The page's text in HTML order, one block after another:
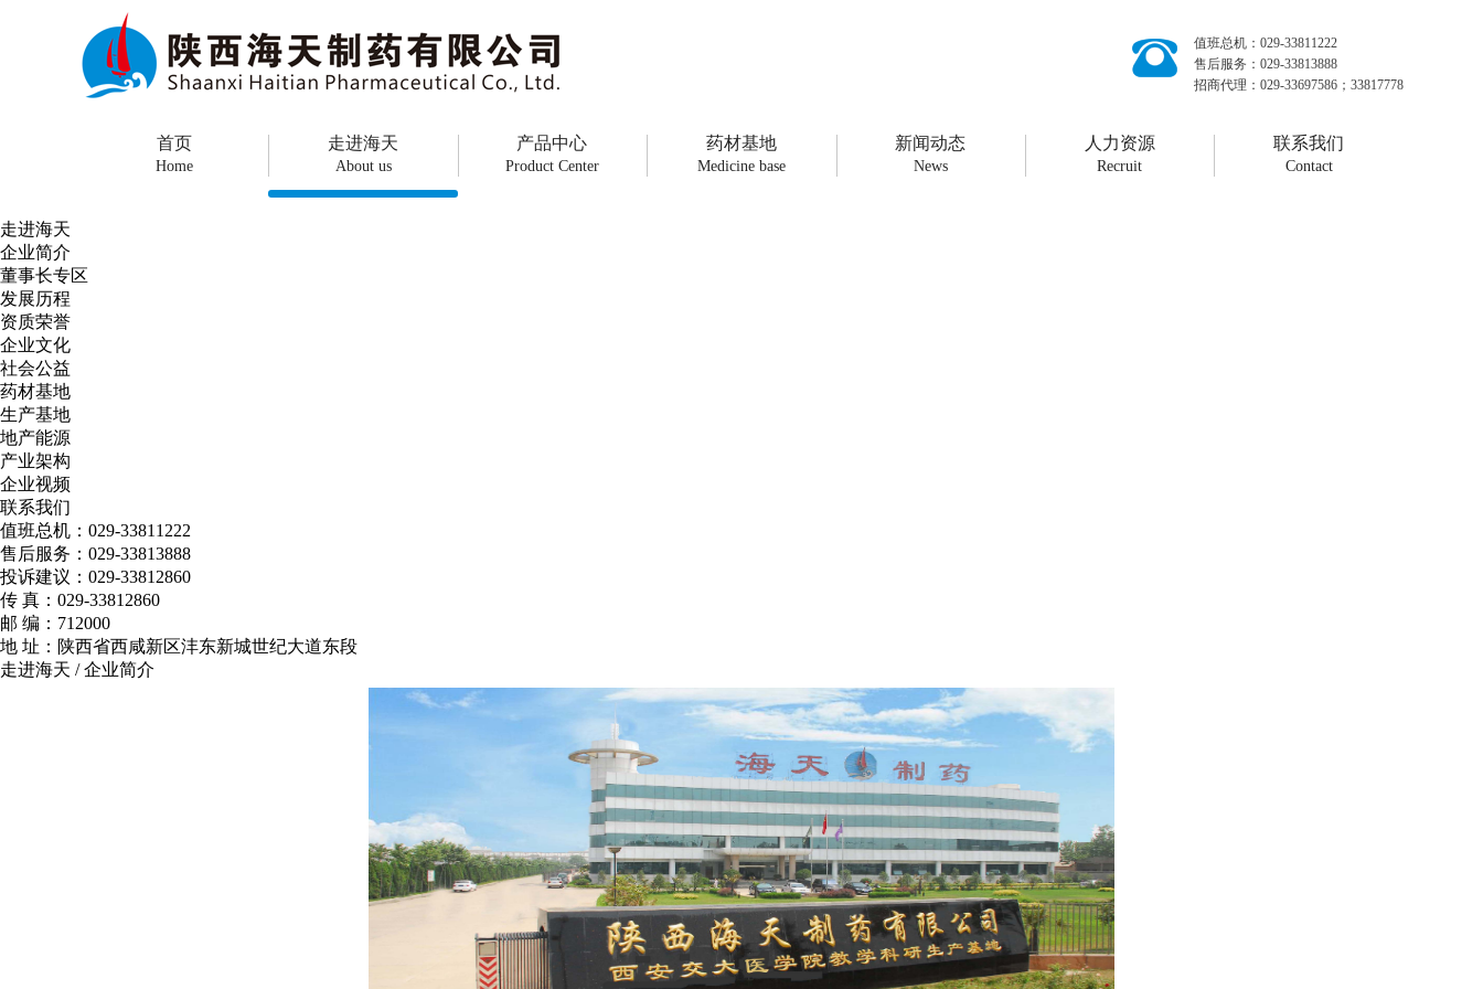
值班总机：029-33811222
售后服务：029-33813888
招商代理：029-33697586；33817778
首页
Home
走进海天
About us
产品中心
Product Center
药材基地
Medicine base
新闻动态
News
人力资源
Recruit
联系我们
Contact
走进海天
企业简介
董事长专区
发展历程
资质荣誉
企业文化
社会公益
药材基地
生产基地
地产能源
产业架构
企业视频
联系我们
值班总机： 029-33811222
售后服务： 029-33813888
投诉建议： 029-33812860
传 真： 029-33812860
邮 编： 712000
地 址： 陕西省西咸新区沣东新城世纪大道东段
走进海天 / 企业简介